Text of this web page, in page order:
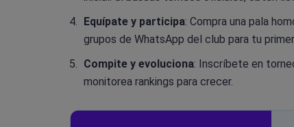
Equípate y participa: Compra una pala
grupos de WhatsApp del club para tu
Compite y evoluciona: Inscríbete en
monitorea rankings para crecer.